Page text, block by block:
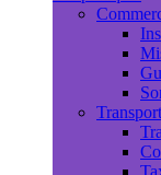
Transport